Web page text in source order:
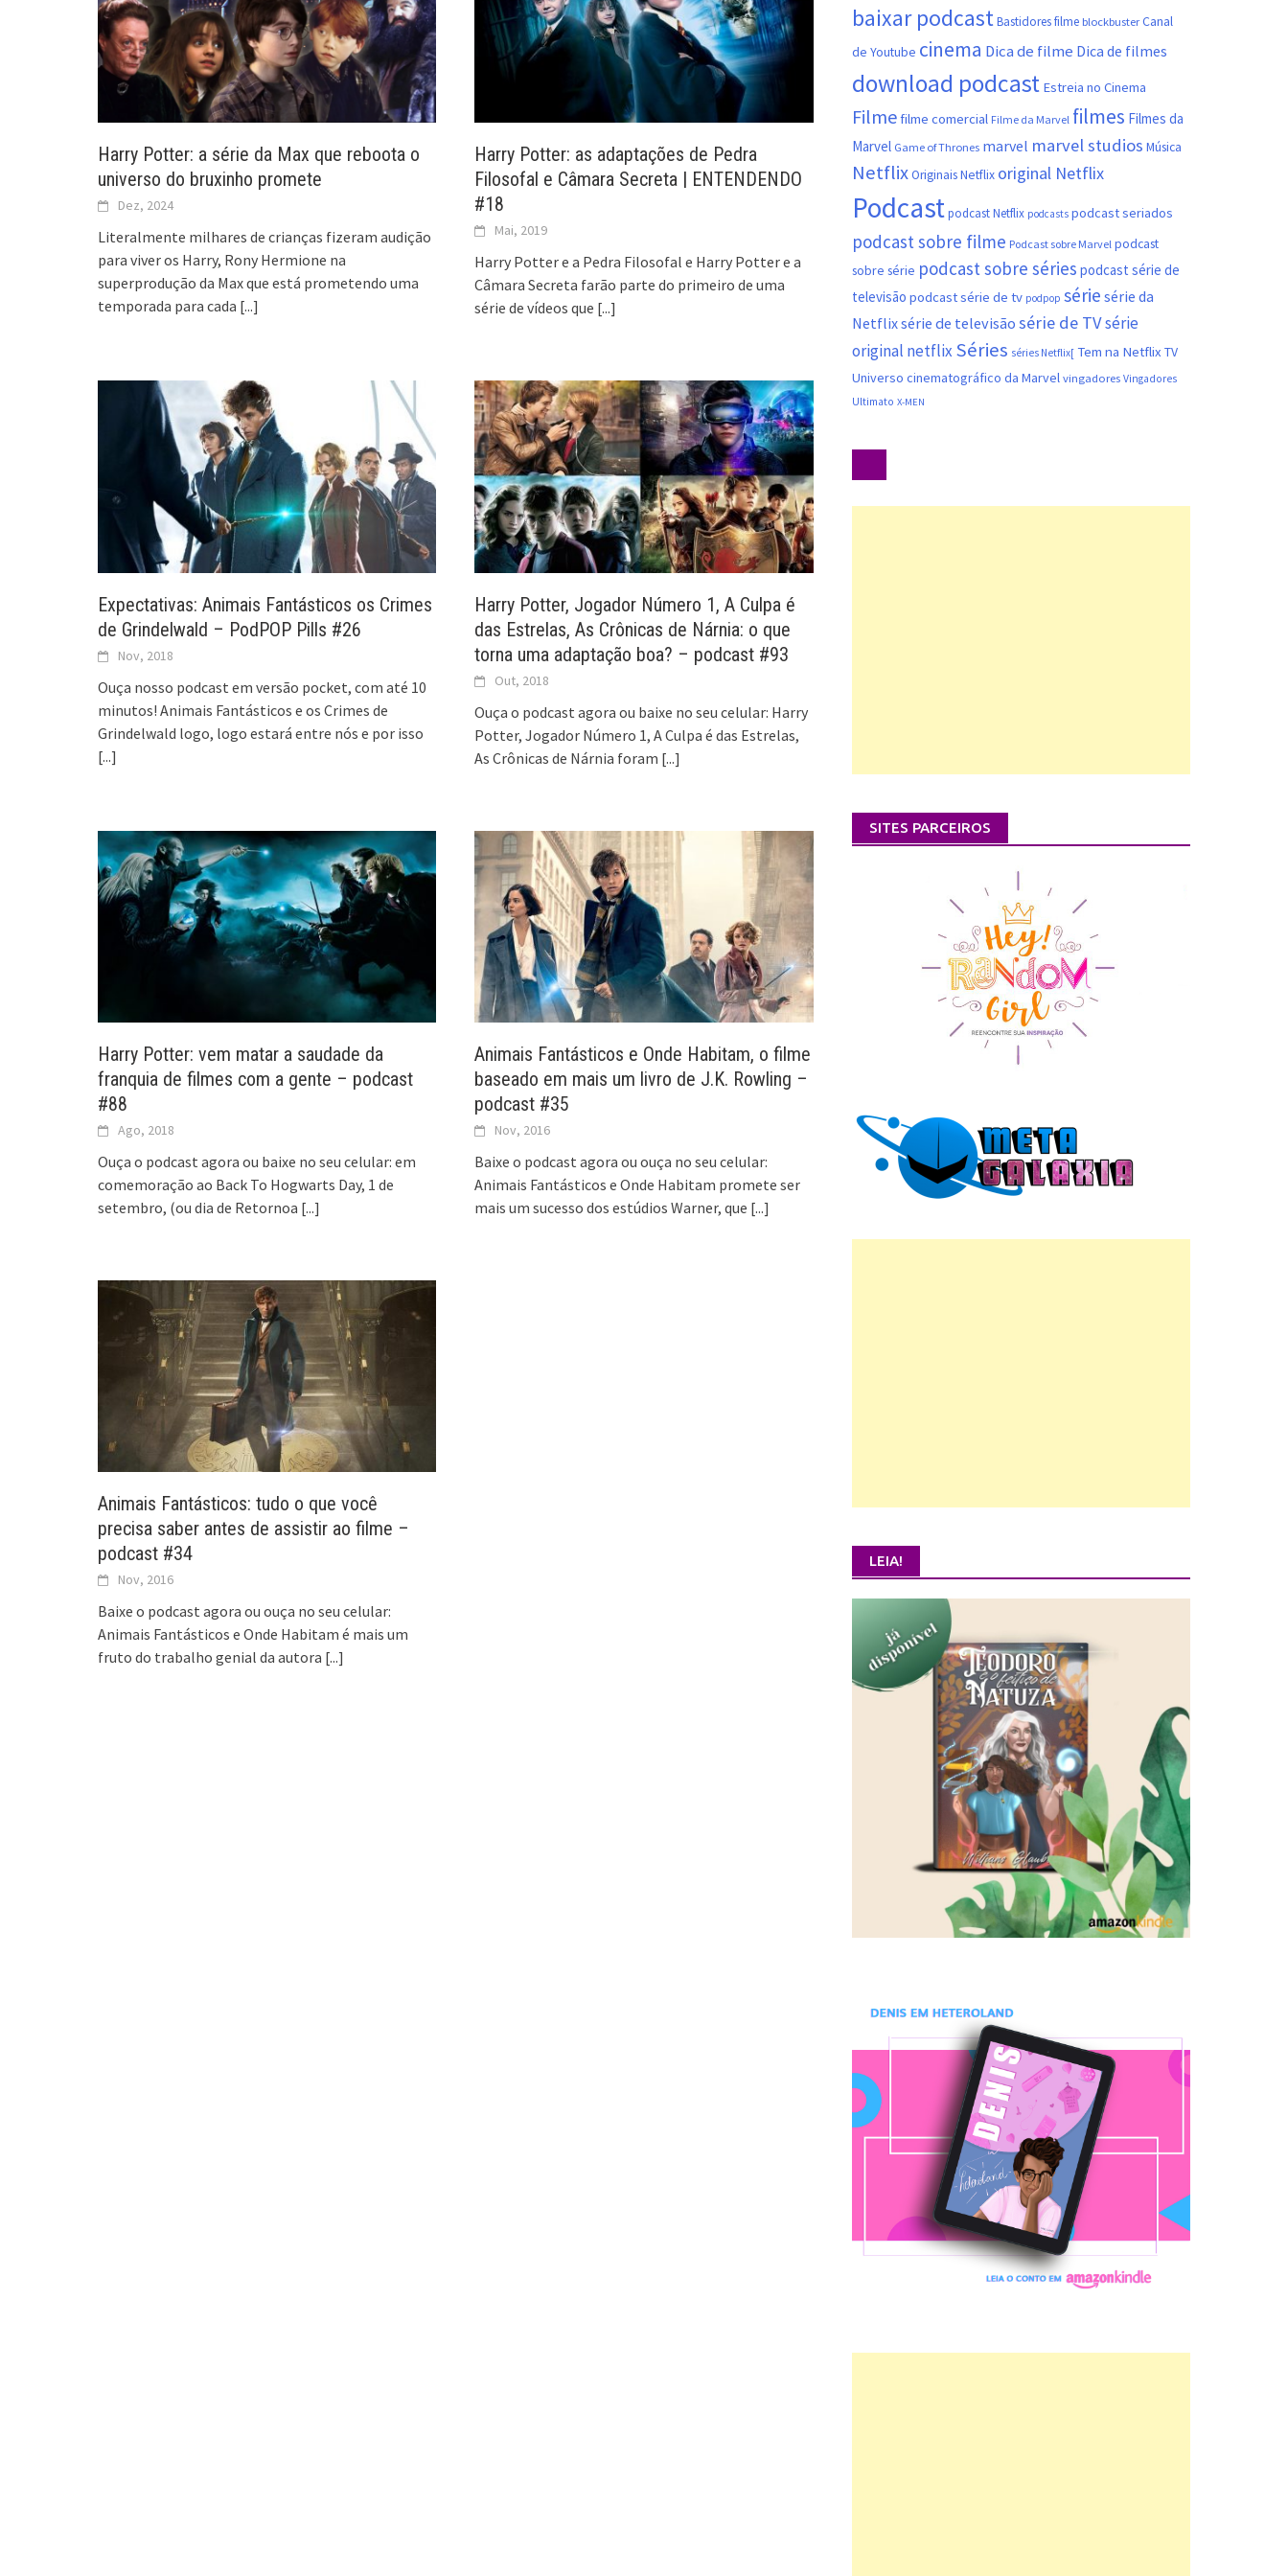
Harry Potter: a série da Max que reboota o
universo do bruxinho promete
Dez, 2024
Literalmente milhares de crianças fizeram audição
para viver os Harry, Rony Hermione na
superprodução da Max que está prometendo uma
temporada para cada [...]
Harry Potter: as adaptações de Pedra
Filosofal e Câmara Secreta | ENTENDENDO
#18
Mai, 2019
Harry Potter e a Pedra Filosofal e Harry Potter e a
Câmara Secreta farão parte do primeiro de uma
série de vídeos que [...]
Expectativas: Animais Fantásticos os Crimes
de Grindelwald – PodPOP Pills #26
Nov, 2018
Ouça nosso podcast em versão pocket, com até 10
minutos! Animais Fantásticos e os Crimes de
Grindelwald logo, logo estará entre nós e por isso
[...]
Harry Potter, Jogador Número 1, A Culpa é
das Estrelas, As Crônicas de Nárnia: o que
torna uma adaptação boa? – podcast #93
Out, 2018
Ouça o podcast agora ou baixe no seu celular: Harry
Potter, Jogador Número 1, A Culpa é das Estrelas,
As Crônicas de Nárnia foram [...]
Harry Potter: vem matar a saudade da
franquia de filmes com a gente – podcast
#88
Ago, 2018
Ouça o podcast agora ou baixe no seu celular: em
comemoração ao Back To Hogwarts Day, 1 de
setembro, (ou dia de Retornoa [...]
Animais Fantásticos e Onde Habitam, o filme
baseado em mais um livro de J.K. Rowling –
podcast #35
Nov, 2016
Baixe o podcast agora ou ouça no seu celular:
Animais Fantásticos e Onde Habitam promete ser
mais um sucesso dos estúdios Warner, que [...]
Animais Fantásticos: tudo o que você
precisa saber antes de assistir ao filme –
podcast #34
Nov, 2016
Baixe o podcast agora ou ouça no seu celular:
Animais Fantásticos e Onde Habitam é mais um
fruto do trabalho genial da autora [...]
baixar podcastBastidores filme blockbuster Canal
de Youtube cinema Dica de filme Dica de filmes
download podcast Estreia no Cinema
Filmefilme comercial Filme da Marvel filmes Filmes da
Marvel Game of Thrones marvel marvel studios Música
NetflixOriginais Netflix original Netflix
Podcastpodcast Netflix podcasts podcast seriados
podcast sobre filme Podcast sobre Marvel podcast
sobre série podcast sobre séries podcast série de
televisão podcast série de tv podpop série série da
Netflixsérie de televisão série de TVsérie
original netflix Séries séries Netflix[ Tem na Netflix TV
Universo cinematográfico da Marvel vingadores Vingadores
Ultimato X-MEN
SITES PARCEIROS
LEIA!